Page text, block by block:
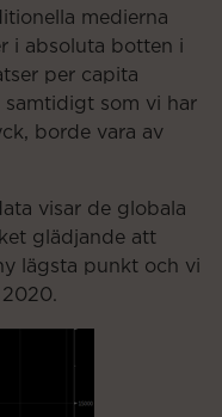
medierna
i absoluta botten i
per capita
samtidigt som vi har
borde vara av
visar de globala
glädjande att
lägsta punkt och vi